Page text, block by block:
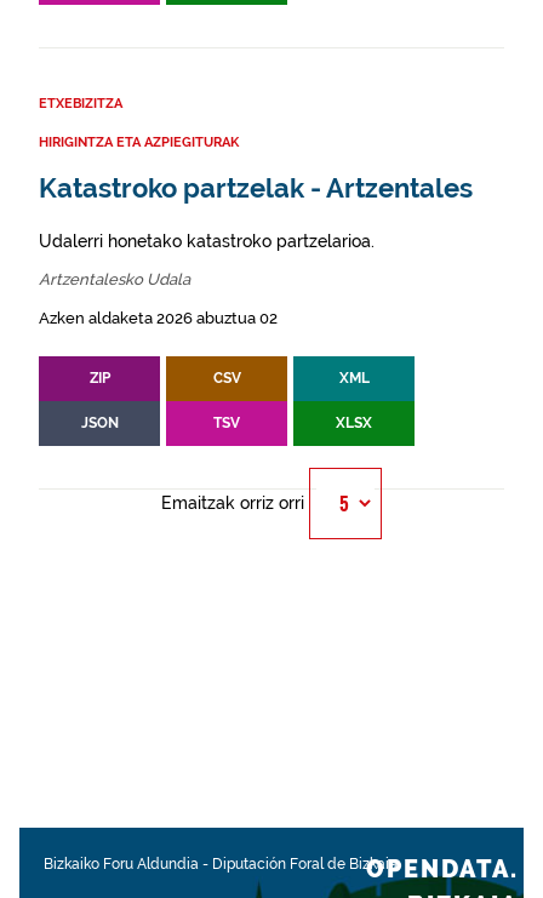
ETXEBIZITZA
HIRIGINTZA ETA AZPIEGITURAK
Katastroko partzelak - Artzentales
Udalerri honetako katastroko partzelarioa.
Artzentalesko Udala
Azken aldaketa 2026 abuztua 02
ZIP CSV XML
JSON TSV XLSX
Emaitzak orriz orri
Bizkaiko Foru Aldundia - Diputación Foral de BizkaiaOPENDATA.